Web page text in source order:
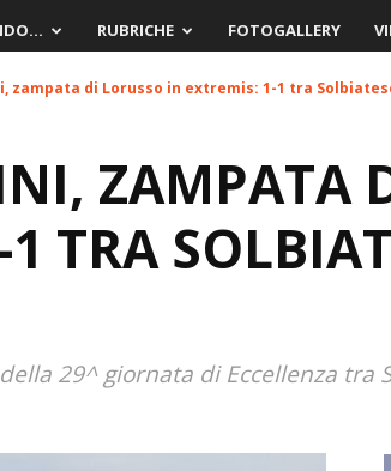
RUBRICHE FOTOGALLERY
zampata di Lorusso in extremis: 1-1 tra
ZAMPATA
TRA
29^ giornata di Eccellenza tra